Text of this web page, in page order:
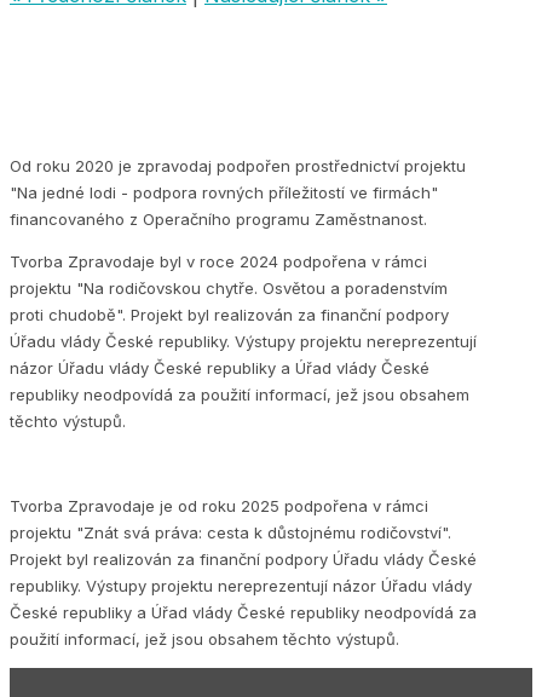
Od roku 2020 je zpravodaj podpořen prostřednictví projektu
"Na jedné lodi - podpora rovných příležitostí ve firmách"
financovaného z Operačního programu Zaměstnanost.
Tvorba Zpravodaje byl v roce 2024 podpořena v rámci
projektu "Na rodičovskou chytře. Osvětou a poradenstvím
proti chudobě". Projekt byl realizován za finanční podpory
Úřadu vlády České republiky. Výstupy projektu nereprezentují
názor Úřadu vlády České republiky a Úřad vlády České
republiky neodpovídá za použití informací, jež jsou obsahem
těchto výstupů.
Tvorba Zpravodaje je od roku 2025 podpořena v rámci
projektu "Znát svá práva: cesta k důstojnému rodičovství".
Projekt byl realizován za finanční podpory Úřadu vlády České
republiky. Výstupy projektu nereprezentují názor Úřadu vlády
České republiky a Úřad vlády České republiky neodpovídá za
použití informací, jež jsou obsahem těchto výstupů.